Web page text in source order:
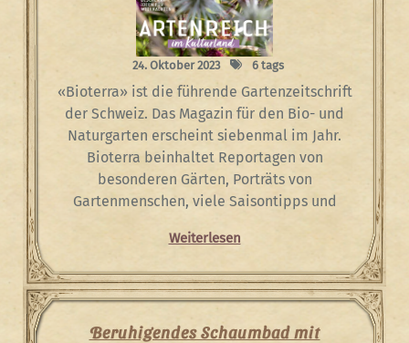
24. Oktober 2023 6 tags
«Bioterra» ist die führende Gartenzeitschrift
der Schweiz. Das Magazin für den Bio- und
Naturgarten erscheint siebenmal im Jahr.
Bioterra beinhaltet Reportagen von
besonderen Gärten, Porträts von
Gartenmenschen, viele Saisontipps und
Weiterlesen
Beruhigendes Schaumbad mit